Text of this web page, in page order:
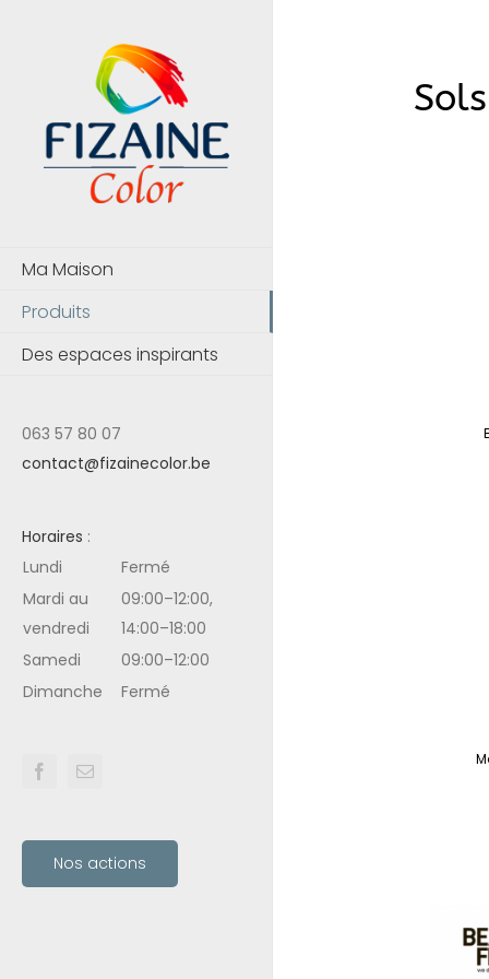
Ma Maison
Produits
Des espaces inspirants
063 57 80 07
contact@fizainecolor.be
Horaires :
Lundi
Fermé
Mardi au
vendredi
09:00–12:00,
14:00–18:00
Samedi
09:00–12:00
Dimanche
Fermé
Nos actions
Sols